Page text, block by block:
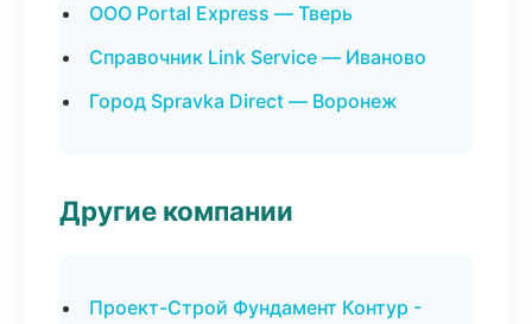
ООО Portal Express — Тверь
Справочник Link Service — Иваново
Город Spravka Direct — Воронеж
Другие компании
Проект-Строй Фундамент Контур -